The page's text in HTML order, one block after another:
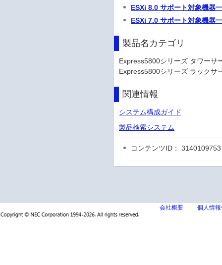
ESXi 8.0 サポート対象機器
ESXi 7.0 サポート対象機器
製品名カテゴリ
Express5800シリーズ タワーサ
Express5800シリーズ ラックサ
関連情報
システム構成ガイド
製品検索システム
コンテンツID： 3140109753
会社概要 個人情